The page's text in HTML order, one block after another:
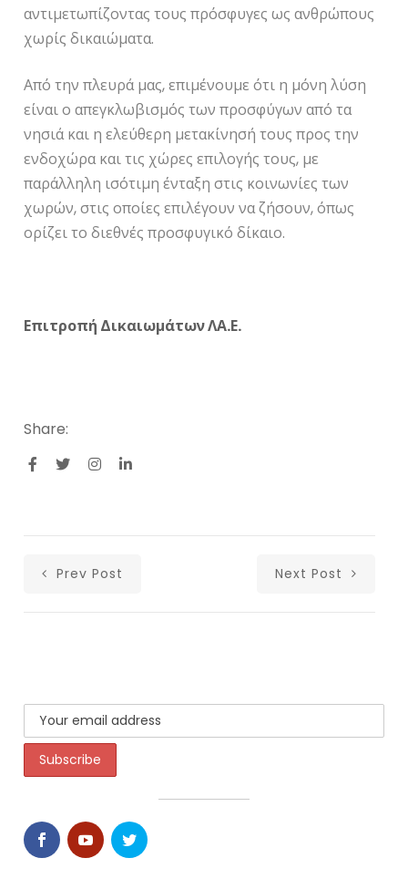
αντιμετωπίζοντας τους πρόσφυγες ως ανθρώπους
χωρίς δικαιώματα.
Από την πλευρά μας, επιμένουμε ότι η μόνη λύση
είναι ο απεγκλωβισμός των προσφύγων από τα
νησιά και η ελεύθερη μετακίνησή τους προς την
ενδοχώρα και τις χώρες επιλογής τους, με
παράλληλη ισότιμη ένταξη στις κοινωνίες των
χωρών, στις οποίες επιλέγουν να ζήσουν, όπως
ορίζει το διεθνές προσφυγικό δίκαιο.
Επιτροπή Δικαιωμάτων ΛΑ.Ε.
Share:
Prev Post Next Post